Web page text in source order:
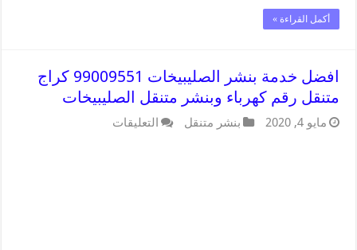
أكمل القراءة »
افضل خدمة بنشر الصليبيخات 99009551 كراج
متنقل رقم كهرباء وبنشر متنقل الصليبيخات
مايو 4, 2020 بنشر متنقل التعليقات